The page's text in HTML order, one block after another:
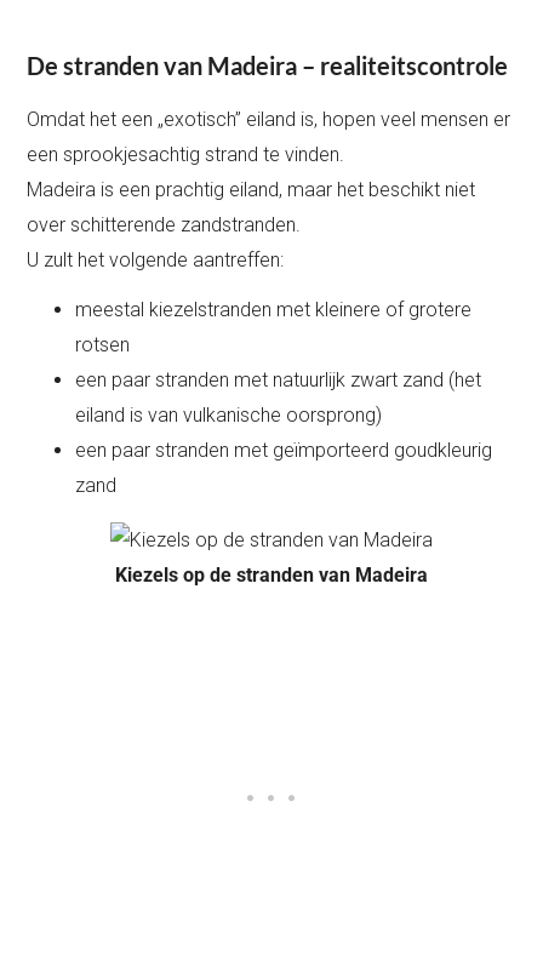
De stranden van Madeira – realiteitscontrole
Omdat het een „exotisch” eiland is, hopen veel mensen er
een sprookjesachtig strand te vinden.
Madeira is een prachtig eiland, maar het beschikt niet
over schitterende zandstranden.
U zult het volgende aantreffen:
meestal kiezelstranden met kleinere of grotere
rotsen
een paar stranden met natuurlijk zwart zand (het
eiland is van vulkanische oorsprong)
een paar stranden met geïmporteerd goudkleurig
zand
Kiezels op de stranden van Madeira